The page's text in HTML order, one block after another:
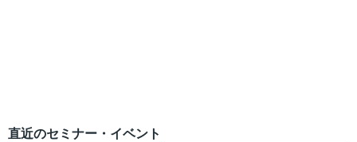
直近のセミナー・イベント